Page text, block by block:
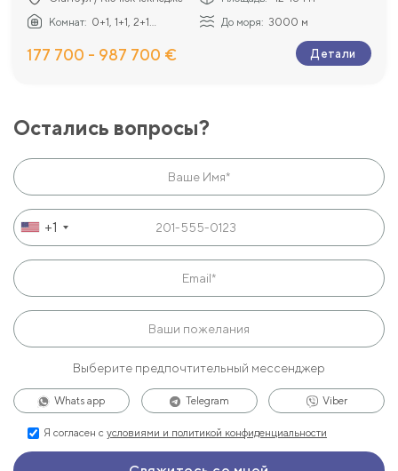
Комнат: 0+1, 1+1, 2+1... До моря: 3000 м
177 700 - 987 700 € Детали
Остались вопросы?
+1
Выберите предпочтительный мессенджер
Whats app Telegram Viber
Я согласен с условиями и политикой конфиденциальности